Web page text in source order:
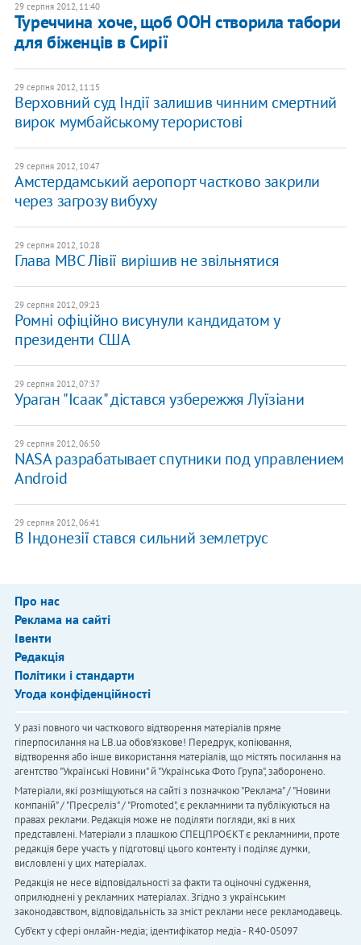
29 серпня 2012, 11:40
Туреччина хоче, щоб ООН створила табори
для біженців в Сирії
29 серпня 2012, 11:15
Верховний суд Індії залишив чинним смертний
вирок мумбайському терористові
29 серпня 2012, 10:47
Амстердамський аеропорт частково закрили
через загрозу вибуху
29 серпня 2012, 10:28
Глава МВС Лівії вирішив не звільнятися
29 серпня 2012, 09:23
Ромні офіційно висунули кандидатом у
президенти США
29 серпня 2012, 07:37
Ураган "Ісаак" дістався узбережжя Луїзіани
29 серпня 2012, 06:50
NASA разрабатывает спутники под управлением
Android
29 серпня 2012, 06:41
​В Індонезії стався сильний землетрус
Про нас
Реклама на сайті
Івенти
Редакція
Політики і стандарти
Угода конфіденційності
У разі повного чи часткового відтворення матеріалів пряме
гіперпосилання на LB.ua обов'язкове! Передрук, копіювання,
відтворення або інше використання матеріалів, що містять посилання на
агентство "Українськi Новини" й "Українська Фото Група", заборонено.
Матеріали, які розміщуються на сайті з позначкою "Реклама" / "Новини
компаній" / "Пресреліз" / "Promoted", є рекламними та публікуються на
правах реклами. Редакція може не поділяти погляди, які в них
представлені. Матеріали з плашкою СПЕЦПРОЄКТ є рекламними, проте
редакція бере участь у підготовці цього контенту і поділяє думки,
висловлені у цих матеріалах.
Редакція не несе відповідальності за факти та оціночні судження,
оприлюднені у рекламних матеріалах. Згідно з українським
законодавством, відповідальність за зміст реклами несе рекламодавець.
Cуб'єкт у сфері онлайн-медіа; ідентифікатор медіа - R40-05097